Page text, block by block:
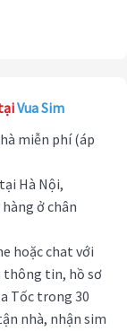
Vua Sim
miễn phí (áp
Hà Nội,
ở chân
hoặc chat với
thông tin, hồ sơ
Tốc trong 30
nhà, nhận sim